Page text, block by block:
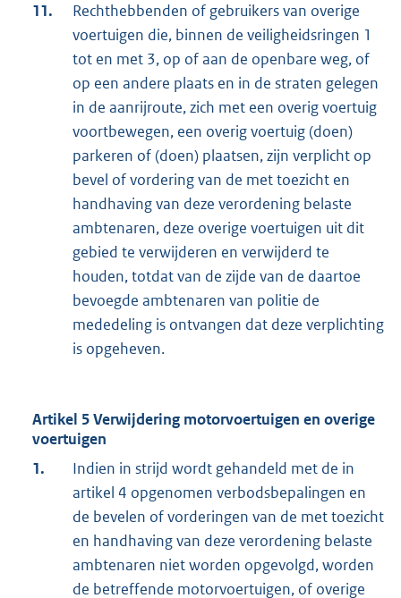
11.
Rechthebbenden of gebruikers van overige
voertuigen die, binnen de veiligheidsringen 1
tot en met 3, op of aan de openbare weg, of
op een andere plaats en in de straten gelegen
in de aanrijroute, zich met een overig voertuig
voortbewegen, een overig voertuig (doen)
parkeren of (doen) plaatsen, zijn verplicht op
bevel of vordering van de met toezicht en
handhaving van deze verordening belaste
ambtenaren, deze overige voertuigen uit dit
gebied te verwijderen en verwijderd te
houden, totdat van de zijde van de daartoe
bevoegde ambtenaren van politie de
mededeling is ontvangen dat deze verplichting
is opgeheven.
Artikel 5 Verwijdering motorvoertuigen en overige
voertuigen
1.
Indien in strijd wordt gehandeld met de in
artikel 4 opgenomen verbodsbepalingen en
de bevelen of vorderingen van de met toezicht
en handhaving van deze verordening belaste
ambtenaren niet worden opgevolgd, worden
de betreffende motorvoertuigen, of overige